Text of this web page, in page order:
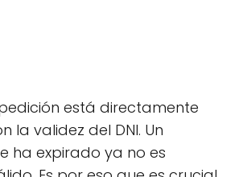
está directamente
la validez del DNI. Un
ha expirado ya no es